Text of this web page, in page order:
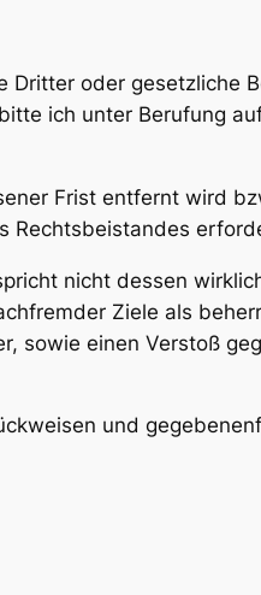
Dritter oder gesetzliche
ich unter Berufung
Frist entfernt wird
Rechtsbeistandes
nicht dessen
Ziele als
sowie einen Verstoß
und